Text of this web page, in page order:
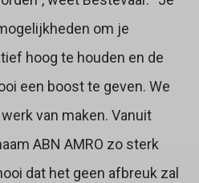
om je
hoog te houden en de
een boost te geven. We
van maken. Vanuit
ABN AMRO zo sterk
dat het geen afbreuk zal